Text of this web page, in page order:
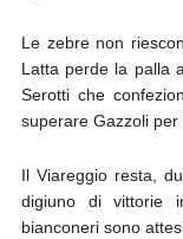
Le zebre non
Latta perde la palla
Serotti che
superare Gazzoli
Il Viareggio resta,
digiuno di vittorie
bianconeri sono